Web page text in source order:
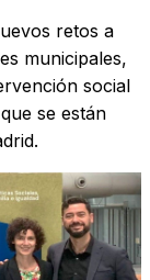
retos a
municipales,
social
se están